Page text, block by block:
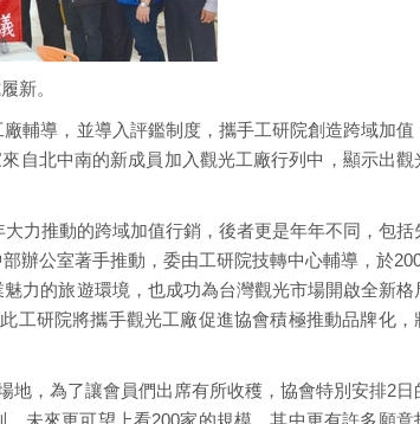
新。
輔導，並導入評鑑制度，攜手工研院創造跨域加值
自北中南的新成員加入觀光工廠行列中，顯示出觀
力推動的跨域加值行銷，後者更是年年不同，包括
辦公室著手推動，委由工研院技轉中心輔導，於
力的旅遊環境，也成功為台灣觀光市場開啟全新格
工研院將攜手觀光工廠促進協會積極推動品牌化，
，為了讓會員們出席有所收穫，協會特別安排2日
未來更可望上看200家的規模，其中更有許多願意